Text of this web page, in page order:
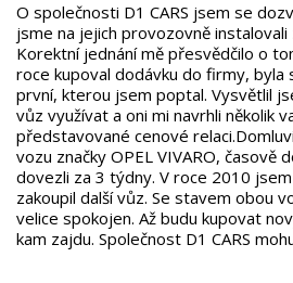
O společnosti D1 CARS jsem se
jsme na jejich provozovně
Korektní jednání mě přesvědčilo o
roce kupoval dodávku do firmy, byla
první, kterou jsem poptal. Vysvětlil
vůz využívat a oni mi navrhli několik
představované cenové
vozu značky OPEL VIVARO, časově
dovezli za 3 týdny. V roce 2010
zakoupil další vůz. Se stavem obou
velice spokojen. Až budu kupovat
kam zajdu. Společnost D1 CARS